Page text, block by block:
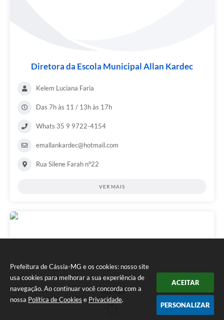
Prefeitura de Cássia-MG e os cookies: nosso site
usa cookies para melhorar a sua experiência de
navegação. Ao continuar você concorda com a
nossa Política de Cookies e Privacidade.
ACEITAR
PERSONALIZAR
Diretora da Escola Municipal Allan Kardec
Kelem Luciana Faria
Das 7h às 11 / 13h às 17h
Whats 35 9 9722-4154
emallankardec@hotmail.com
Rua Silene Farah n°22
VER MAIS
Veja mais